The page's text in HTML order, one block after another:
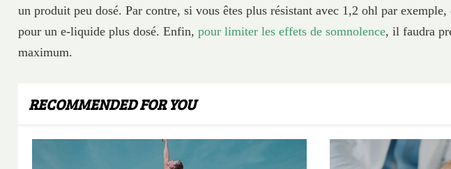
un produit peu dosé. Par contre, si vous êtes plus résistant avec 1,2 ohl par exemple,
pour un e-liquide plus dosé. Enfin,pour limiter les effets de somnolence, il faudra
maximum.
RECOMMENDED FOR YOU